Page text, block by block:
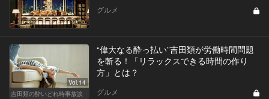
グルメ
Vol.14
吉田類の酔いどれ時事放談
“偉大なる酔っ払い”吉田類が労働時間問題
を斬る！「リラックスできる時間の作り
方」とは？
グルメ